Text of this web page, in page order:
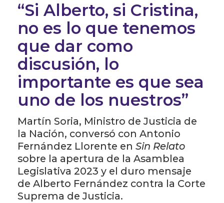
“Si Alberto, si Cristina,
no es lo que tenemos
que dar como
discusión, lo
importante es que sea
uno de los nuestros”
Martín Soria, Ministro de Justicia de
la Nación, conversó con Antonio
Fernández Llorente en Sin Relato
sobre la apertura de la Asamblea
Legislativa 2023 y el duro mensaje
de Alberto Fernández contra la Corte
Suprema de Justicia.